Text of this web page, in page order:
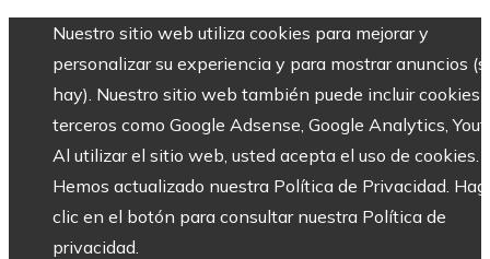
Nuestro sitio web utiliza cookies para mejorar y
personalizar su experiencia y para mostrar anuncios
hay). Nuestro sitio web también puede incluir cookies
terceros como Google Adsense, Google Analytics,
Al utilizar el sitio web, usted acepta el uso de cookies.
Hemos actualizado nuestra Política de Privacidad.
clic en el botón para consultar nuestra Política de
privacidad.